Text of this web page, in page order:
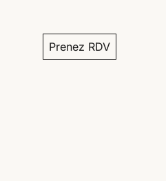
Prenez RDV